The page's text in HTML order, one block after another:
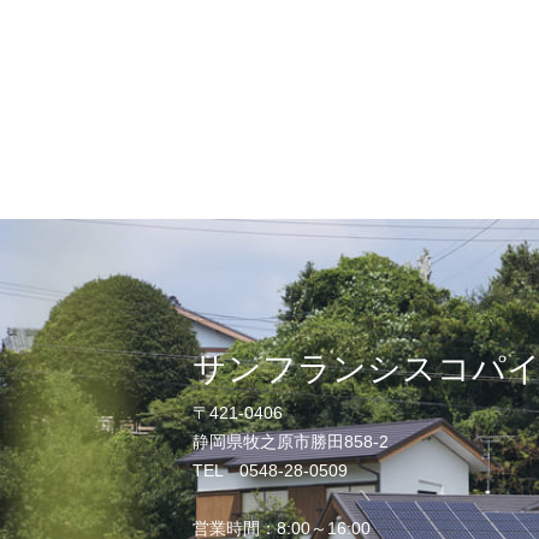
サンフランシスコパ
〒421-0406
静岡県牧之原市勝田858-2
TEL 0548-28-0509
営業時間：8:00～16:00